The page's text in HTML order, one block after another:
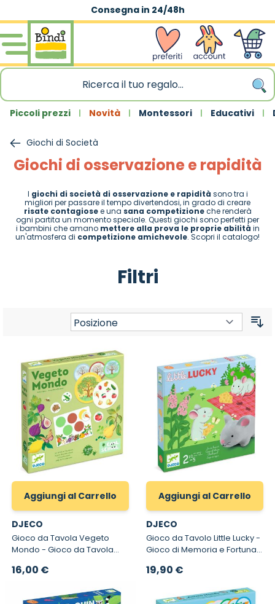
Spedizione gratuita|sopra 59,90€
Salta al contenuto
wishlist Account Carrello
Piccoli prezzi Novità Montessori Educativi
Giochi di Società
Giochi di osservazione e rapidità
I giochi di società di osservazione e rapidità sono tra i
migliori per passare il tempo divertendosi, in grado di creare
risate contagiosee una sana competizioneche renderà
ogni partita un momento speciale. Questi giochi sono perfetti per
i bambini che amano mettere alla prova le proprie abilità in
un'atmosfera di competizione amichevole. Scopri il catalogo!
Filtri
Aggiungi al Carrello
DJECO
Gioco da Tavola Vegeto
Mondo - Gioco da Tavola
16,00 €
Aggiungi al Carrello
DJECO
Gioco da Tavolo Little Lucky -
Gioco di Memoria e Fortuna
19,90 €